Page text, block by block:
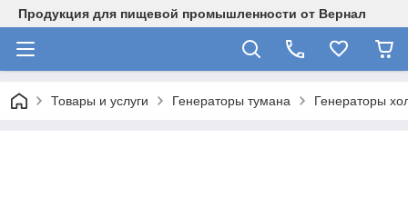
Продукция для пищевой промышленности от Вернал
Товары и услуги Генераторы тумана Генераторы